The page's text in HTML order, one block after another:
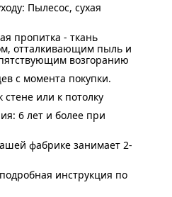
Пылесос, сухая
пропитка - ткань
отталкивающим пыль и
возгоранию
с момента покупки.
или к потолку
6 лет и более при
фабрике занимает 2-
инструкция по